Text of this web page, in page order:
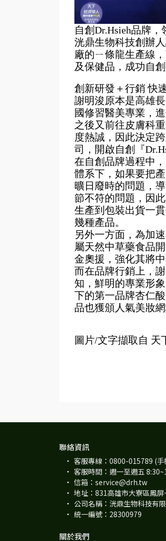
自創Dr.Hsieh品牌，
洸鼎生物科技創辦
廠的ㄧ條龍生產線
及保健品，成功自
創新研發＋行銷 快
謝明浚原本是高雄
國修習醫美專業，
之後又前往皮膚科
度熱誠，因此決定
司，開啟自創『
在自創品牌過程中
體系下，如果要把
曠日廢時的問題，
節不符的問題，因
生產到包裝出貨一
幾種產品。
另外一方面，為加
屬天然中草藥食品
金奧援，強化其將
而在品牌行銷上，
知，鮮明的專業形
下的第一品牌杏仁
品也獲頒人氣美妝
圖片/文字擷取自 天
聯絡資訊
客服專線：0800-015789 (
客服時間：週一至週五
信箱：service@drh.tw
地址：831高雄市大寮區鳳
公司名稱：洸鼎生物科技有
統一編號：28300979
關於我們